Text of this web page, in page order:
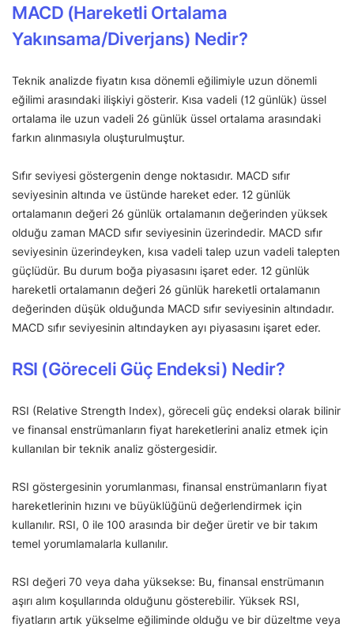
MACD (Hareketli Ortalama
Yakınsama/Diverjans) Nedir?
Teknik analizde fiyatın kısa dönemli eğilimiyle uzun dönemli
eğilimi arasındaki ilişkiyi gösterir. Kısa vadeli (12 günlük) üssel
ortalama ile uzun vadeli 26 günlük üssel ortalama arasındaki
farkın alınmasıyla oluşturulmuştur.
Sıfır seviyesi göstergenin denge noktasıdır. MACD sıfır
seviyesinin altında ve üstünde hareket eder. 12 günlük
ortalamanın değeri 26 günlük ortalamanın değerinden yüksek
olduğu zaman MACD sıfır seviyesinin üzerindedir. MACD sıfır
seviyesinin üzerindeyken, kısa vadeli talep uzun vadeli talepten
güçlüdür. Bu durum boğa piyasasını işaret eder. 12 günlük
hareketli ortalamanın değeri 26 günlük hareketli ortalamanın
değerinden düşük olduğunda MACD sıfır seviyesinin altındadır.
MACD sıfır seviyesinin altındayken ayı piyasasını işaret eder.
RSI (Göreceli Güç Endeksi) Nedir?
RSI (Relative Strength Index), göreceli güç endeksi olarak bilinir
ve finansal enstrümanların fiyat hareketlerini analiz etmek için
kullanılan bir teknik analiz göstergesidir.
RSI göstergesinin yorumlanması, finansal enstrümanların fiyat
hareketlerinin hızını ve büyüklüğünü değerlendirmek için
kullanılır. RSI, 0 ile 100 arasında bir değer üretir ve bir takım
temel yorumlamalarla kullanılır.
RSI değeri 70 veya daha yüksekse: Bu, finansal enstrümanın
aşırı alım koşullarında olduğunu gösterebilir. Yüksek RSI,
fiyatların artık yükselme eğiliminde olduğu ve bir düzeltme veya